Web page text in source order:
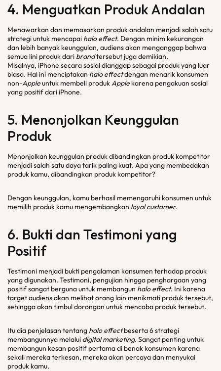
4. Menguatkan Produk Andalan
Menawarkan dan memasarkan produk andalan menjadi salah satu
strategi untuk mencapai halo effect. Dengan minim kekurangan
dan lebih banyak keunggulan, audiens akan menganggap bahwa
semua lini produk dari brandtersebut juga demikian.
Misalnya, iPhone secara sosial dianggap sebagai produk yang luar
biasa. Hal ini menciptakan halo effectdengan menarik konsumen
non-Appleuntuk membeli produkApple karena pengakuan sosial
yang positif dari iPhone.
5. Menonjolkan Keunggulan
Produk
Menonjolkan keunggulan produk dibandingkan produk kompetitor
menjadi salah satu daya tarik paling kuat. Apa yang membedakan
produk kamu, dibandingkan produk kompetitor?
Dengan keunggulan, kamu berhasil memengaruhi konsumen untuk
memilih produk kamu mengembangkan loyal customer.
6. Bukti dan Testimoni yang
Positif
Testimoni menjadi bukti pengalaman konsumen terhadap produk
yang digunakan. Testimoni, pengujian hingga penghargaan yang
positif sangat berguna untuk membangun halo effect. Ini karena
target audiens akan melihat orang lain menikmati produk tersebut,
sehingga akan timbul dorongan untuk mencoba produk tersebut.
Itu dia penjelasan tentang halo effectbeserta 6 strategi
membangunnya melalui digital marketing. Sangat penting untuk
membangun kesan positif pertama di benak konsumen karena
sekali mereka terkesan, mereka akan percaya dan menyukai
produk kamu.